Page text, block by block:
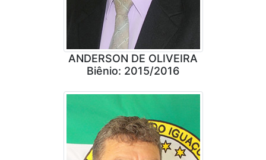
ANDERSON DE OLIVEIRA
Biênio: 2015/2016